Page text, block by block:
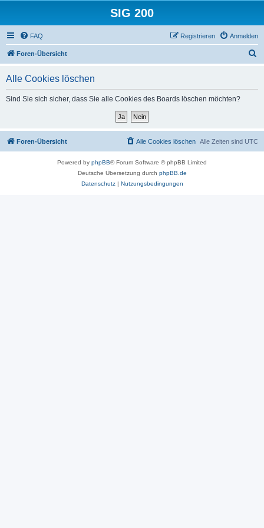
SIG 200
FAQ Anmelden
Registrieren
Foren-Übersicht
Alle Cookies löschen
Sind Sie sich sicher, dass Sie alle Cookies des Boards löschen möchten?
Foren-Übersicht Alle Zeiten sind UTC
Alle Cookies löschen
Powered by phpBB® Forum Software © phpBB Limited
Deutsche Übersetzung durch phpBB.de
Datenschutz| Nutzungsbedingungen